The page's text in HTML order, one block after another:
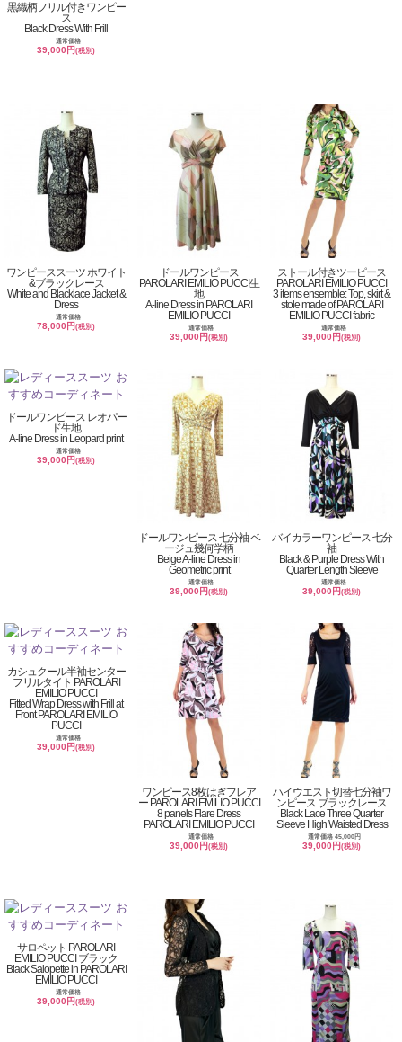
黒織柄フリル付きワンピー
ス
Black Dress With Frill
通常価格
39,000円(税別)
ワンピーススーツ ホワイト
&ブラックレース
White and Blacklace Jacket &
Dress
通常価格
78,000円(税別)
ドールワンピース
PAROLARI EMILIO PUCCI生
地
A-line Dress in PAROLARI
EMILIO PUCCI
通常価格
39,000円(税別)
ストール付きツーピース
PAROLARI EMILIO PUCCI
3 items ensemble: Top, skirt &
stole made of PAROLARI
EMILIO PUCCI fabric
通常価格
39,000円(税別)
ドールワンピース レオパー
ド生地
A-line Dress in Leopard print
通常価格
39,000円(税別)
ドールワンピース 七分袖 ベ
ージュ幾何学柄
Beige A-line Dress in
Geometric print
通常価格
39,000円(税別)
バイカラーワンピース 七分
袖
Black & Purple Dress With
Quarter Length Sleeve
通常価格
39,000円(税別)
カシュクール半袖センター
フリルタイト PAROLARI
EMILIO PUCCI
Fitted Wrap Dress with Frill at
Front PAROLARI EMILIO
PUCCI
通常価格
39,000円(税別)
ワンピース8枚はぎフレア
ー PAROLARI EMILIO PUCCI
8 panels Flare Dress
PAROLARI EMILIO PUCCI
通常価格
39,000円(税別)
ハイウエスト切替七分袖ワ
ンピース ブラックレース
Black Lace Three Quarter
Sleeve High Waisted Dress
通常価格 45,000円
39,000円(税別)
サロペット PAROLARI
EMILIO PUCCI ブラック
Black Salopette in PAROLARI
EMILIO PUCCI
通常価格
39,000円(税別)